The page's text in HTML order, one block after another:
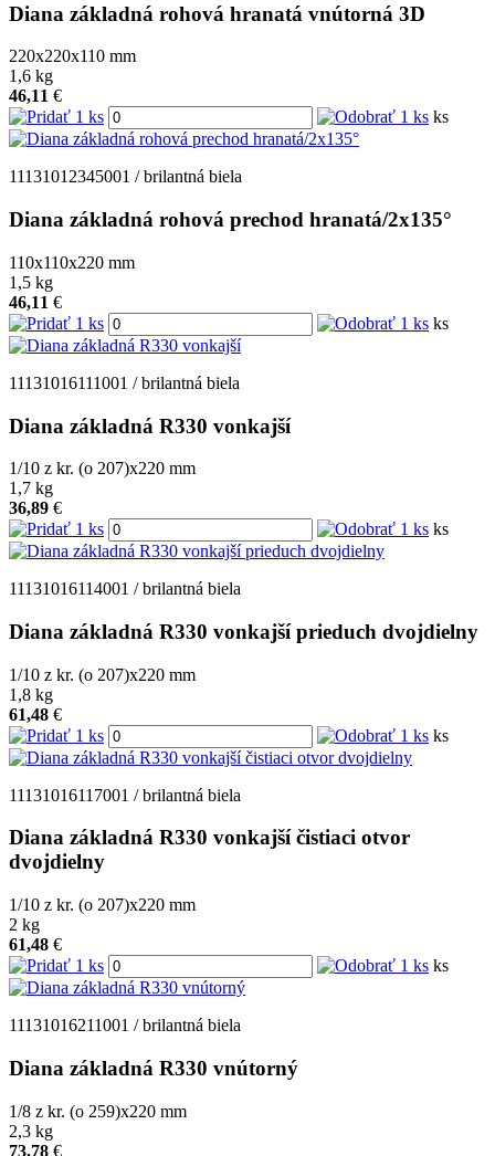
Diana základná rohová hranatá vnútorná 3D
220x220x110 mm
1,6 kg
46,11 €
ks
11131012345001 / brilantná biela
Diana základná rohová prechod hranatá/2x135°
110x110x220 mm
1,5 kg
46,11 €
ks
11131016111001 / brilantná biela
Diana základná R330 vonkajší
1/10 z kr. (o 207)x220 mm
1,7 kg
36,89 €
ks
11131016114001 / brilantná biela
Diana základná R330 vonkajší prieduch dvojdielny
1/10 z kr. (o 207)x220 mm
1,8 kg
61,48 €
ks
11131016117001 / brilantná biela
Diana základná R330 vonkajší čistiaci otvor
dvojdielny
1/10 z kr. (o 207)x220 mm
2 kg
61,48 €
ks
11131016211001 / brilantná biela
Diana základná R330 vnútorný
1/8 z kr. (o 259)x220 mm
2,3 kg
73,78 €